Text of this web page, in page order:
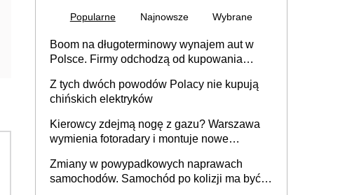
Popularne Najnowsze Wybrane
Boom na długoterminowy wynajem aut w
Polsce. Firmy odchodzą od kupowania
Z tych dwóch powodów Polacy nie kupują
chińskich elektryków
Kierowcy zdejmą nogę z gazu? Warszawa
wymienia fotoradary i montuje nowe
Zmiany w powypadkowych naprawach
samochodów. Samochód po kolizji ma być